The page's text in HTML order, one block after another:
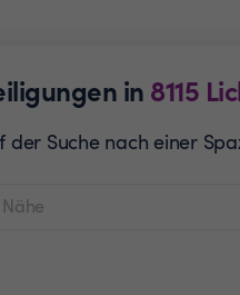
in 8115
der Suche nach einer